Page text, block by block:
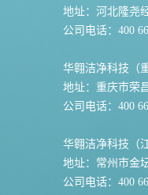
地址：河北隆尧
公司电话：400
华翱洁净科技（
地址：重庆市荣
公司电话：400
华翱洁净科技（
地址：常州市金
公司电话：400